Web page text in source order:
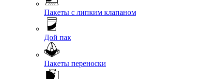
Пакеты с липким клапаном
Дой пак
Пакеты переноски